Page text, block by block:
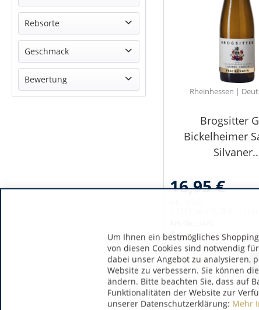
Weiß
Rebsorte
Silvaner
Geschmack
edelsuess
edelsüß
Bewertung
Rheinhessen |
Brogsitter
Bickelheimer
16,95 €
Lieferzeit unbekannt
Um Ihnen ein bestmögliches
von diesen Cookies sind notwendig
dabei unser Angebot zu analysieren,
Website zu verbessern. Sie können
ändern. Bitte beachten Sie, dass auf
Funktionalitäten der Website zur
unserer Datenschutzerklärung: Mehr